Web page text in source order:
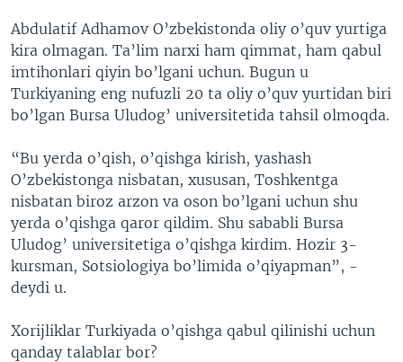
Abdulatif Adhamov O’zbekistonda oliy o’quv yurtiga
kira olmagan. Ta’lim narxi ham qimmat, ham qabul
imtihonlari qiyin bo’lgani uchun. Bugun u
Turkiyaning eng nufuzli 20 ta oliy o’quv yurtidan biri
bo’lgan Bursa Uludog’ universitetida tahsil olmoqda.
“Bu yerda o’qish, o’qishga kirish, yashash
O’zbekistonga nisbatan, xususan, Toshkentga
nisbatan biroz arzon va oson bo’lgani uchun shu
yerda o’qishga qaror qildim. Shu sababli Bursa
Uludog’ universitetiga o’qishga kirdim. Hozir 3-
kursman, Sotsiologiya bo’limida o’qiyapman”, -
deydi u.
Xorijliklar Turkiyada o’qishga qabul qilinishi uchun
qanday talablar bor?